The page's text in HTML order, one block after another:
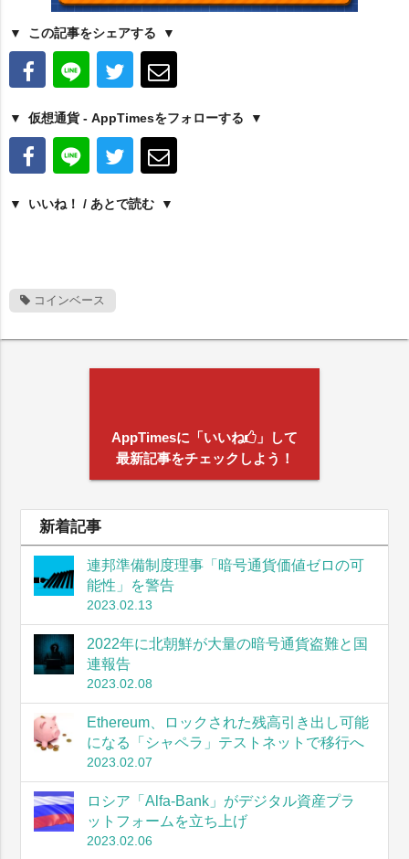
この記事をシェアする
仮想通貨 - AppTimesをフォローする
いいね！ / あとで読む
コインベース
AppTimesに「いいね
」して
最新記事をチェックしよう！
新着記事
連邦準備制度理事「暗号通貨価値ゼロの可
能性」を警告
2023.02.13
2022年に北朝鮮が大量の暗号通貨盗難と国
連報告
2023.02.08
Ethereum、ロックされた残高引き出し可能
になる「シャペラ」テストネットで移行へ
2023.02.07
ロシア「Alfa-Bank」がデジタル資産プラ
ットフォームを立ち上げ
2023.02.06